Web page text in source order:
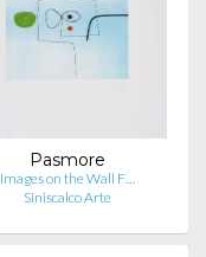
Pasmore
Images on the Wall F…
Siniscalco Arte